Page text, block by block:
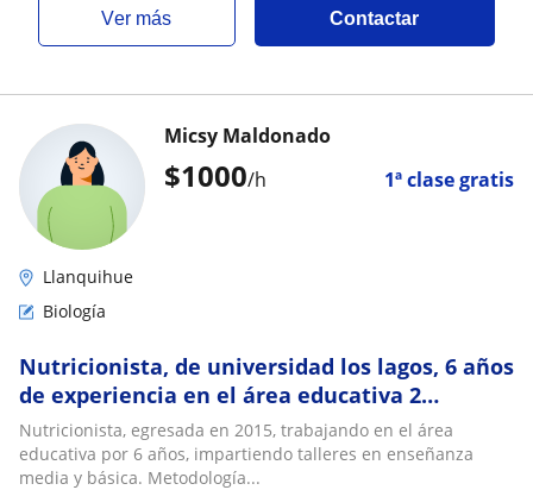
ver más Contactar
$1000/h 1ª clase gratis
Micsy Maldonado
Llanquihue
Biología
Nutricionista, de universidad los lagos, 6 años
de experiencia en el área educativa 2
semestre de biología, histología, bioquímica
Nutricionista, egresada en 2015, trabajando en el área
educativa por 6 años, impartiendo talleres en enseñanza
media y básica. Metodología...